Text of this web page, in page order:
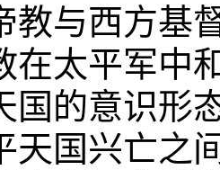
教与西方基
在太平军中
国的意识形
天国兴亡之